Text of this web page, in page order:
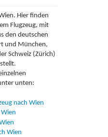
Hier finden
Flugzeug, mit
den deutschen
und München,
Schweiz (Zürich)
unten:
nach Wien
Wien